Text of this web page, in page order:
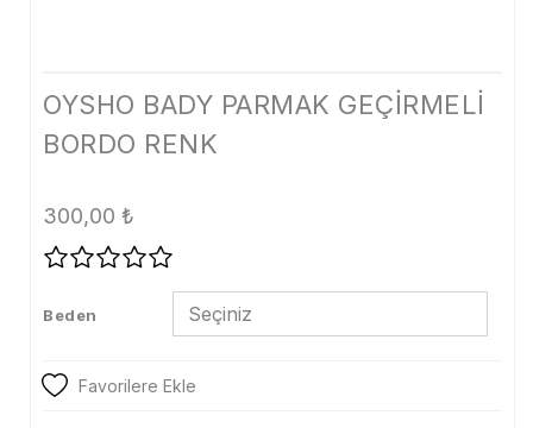
Kaban
Mont
Aksesuar
OYSHO BADY PARMAK GEÇİRMELİ
BORDO RENK
300,00 ₺
Beden
Favorilere Ekle